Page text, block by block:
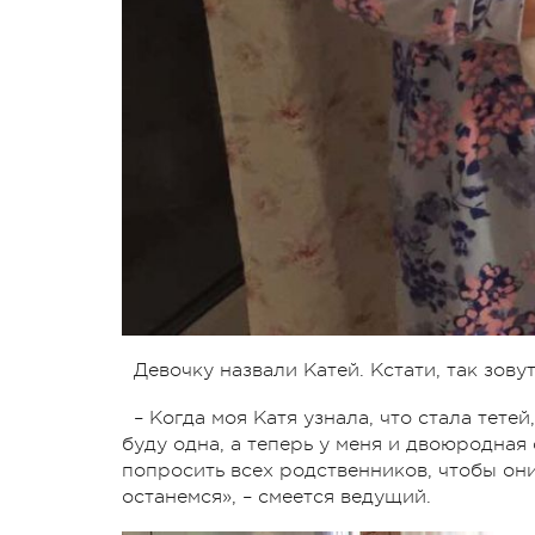
Девочку назвали Катей. Кстати, так
– Когда моя Катя узнала, что стала
буду одна, а теперь у меня и
попросить всех родственников, чтобы
останемся», – смеется ведущий.